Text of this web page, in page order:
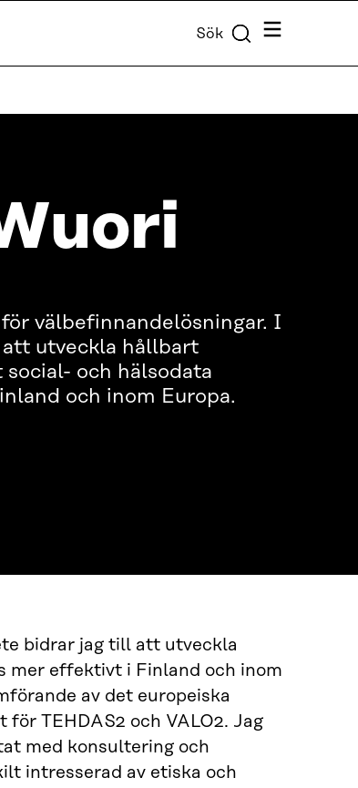
Sök Meny
välbefinnandelösningar. I
utveckla hållbart
och hälsodata
och inom Europa.
bidrar jag till att utveckla
mer effektivt i Finland och inom
av det europeiska
TEHDAS2 och VALO2. Jag
med konsultering och
intresserad av etiska och